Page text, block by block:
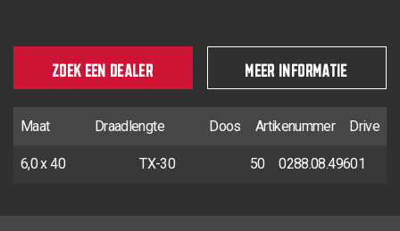
ZOEK EEN DEALER MEER INFORMATIE
Maat Draadlengte Doos Artikenummer Drive
6,0 x 40 TX-30 50 0288.08.49601